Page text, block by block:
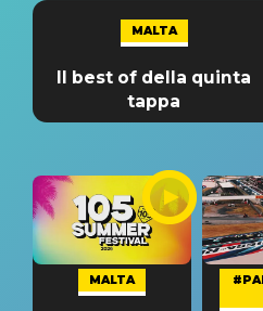
MALTA
Il best of della quinta
tappa
MALTA